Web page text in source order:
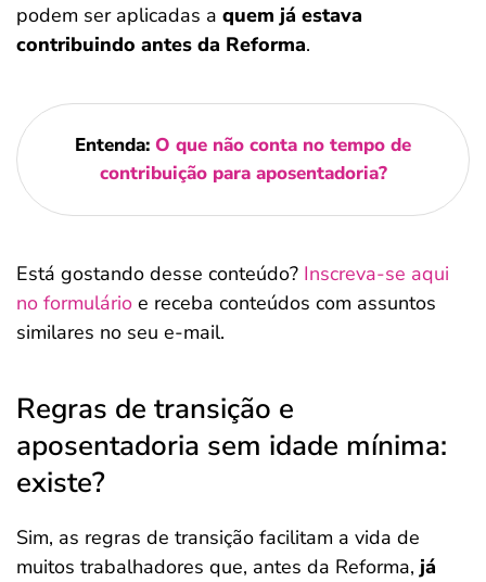
podem ser aplicadas a quem já estava
contribuindo antes da Reforma.
Entenda: O que não conta no tempo de
contribuição para aposentadoria?
Está gostando desse conteúdo? Inscreva-se aqui
no formulário e receba conteúdos com assuntos
similares no seu e-mail.
Regras de transição e
aposentadoria sem idade mínima:
existe?
Sim, as regras de transição facilitam a vida de
muitos trabalhadores que, antes da Reforma, já